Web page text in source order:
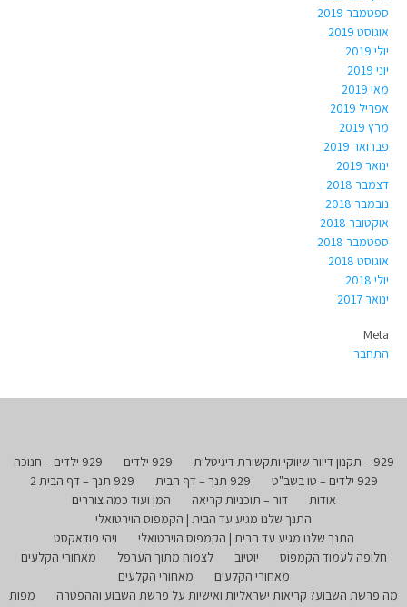
ספטמבר 2019
אוגוסט 2019
יולי 2019
יוני 2019
מאי 2019
אפריל 2019
מרץ 2019
פברואר 2019
ינואר 2019
דצמבר 2018
נובמבר 2018
אוקטובר 2018
ספטמבר 2018
אוגוסט 2018
יולי 2018
ינואר 2017
Meta
התחבר
929 – תקנון דיוור שיווקי ותקשורת דיגיטלית 929 ילדים
929 ילדים – חנוכה
929 ילדים – טו בשב"ט
929 תנך – דף הבית
929 תנך – דף הבית 2
אודות
דור – תוכניות קריאה
המן ועוד כמה צוררים
התנך שלנו מגיע עד הבית | הקמפוס הוירטואלי
התנך שלנו מגיע עד הבית | הקמפוס הוירטואלי
ויהי פודאקסט
חלופה לעמוד הקמפוס
יוטיוב לצמוח מתוך הערפל
מאחורי הקלעים
מאחורי הקלעים
מאחורי הקלעים
מה פרשת השבוע? קריאות ישראליות ואישיות על פרשת השבוע וההפטרה
מפות